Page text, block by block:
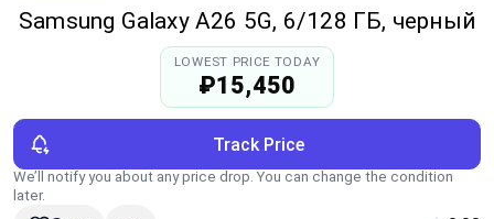
Search
Categories
Brands
Samsung Galaxy A26 5G, 6/128 ГБ, черный
LOWEST PRICE TODAY
₽15,450
Track Price
We’ll notify you about any price drop. You can change the condition
later.